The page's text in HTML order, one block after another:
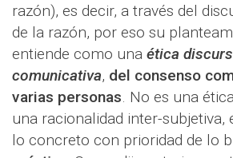
razón), es decir, a través del
de la razón, por eso su
entiende como una ética
comunicativa, del consenso
varias personas. No es una
una racionalidad inter-subjetiva,
lo concreto con prioridad de lo